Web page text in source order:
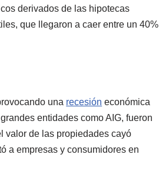
derivados de las hipotecas
que llegaron a caer entre un 40%
una recesión económica
entidades como AIG, fueron
valor de las propiedades cayó
a empresas y consumidores en